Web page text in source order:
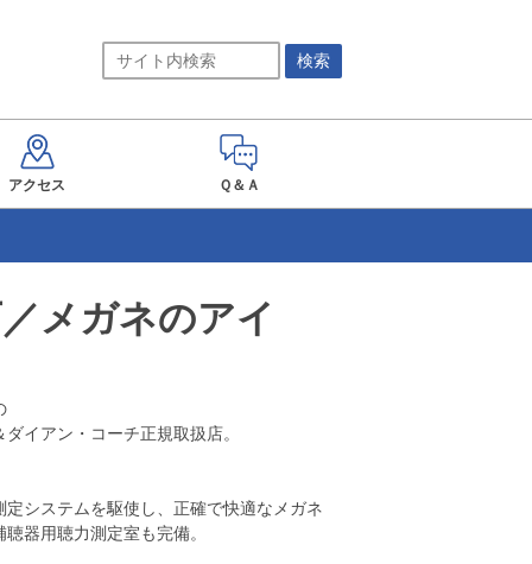
アクセス Ｑ＆Ａ
メガネのアイ
イアン・コーチ正規取扱店。
システムを駆使し、正確で快適なメガネ
器用聴力測定室も完備。